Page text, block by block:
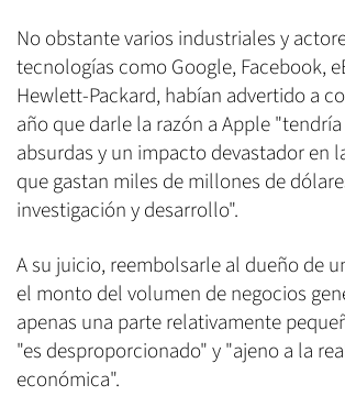
No obstante varios industriales y
tecnologías como Google, Facebook,
Hewlett-Packard, habían advertido a
año que darle la razón a Apple
absurdas y un impacto devastador en
que gastan miles de millones de
investigación y desarrollo".
A su juicio, reembolsarle al dueño de
el monto del volumen de negocios
apenas una parte relativamente
"es desproporcionado" y "ajeno a la
económica".